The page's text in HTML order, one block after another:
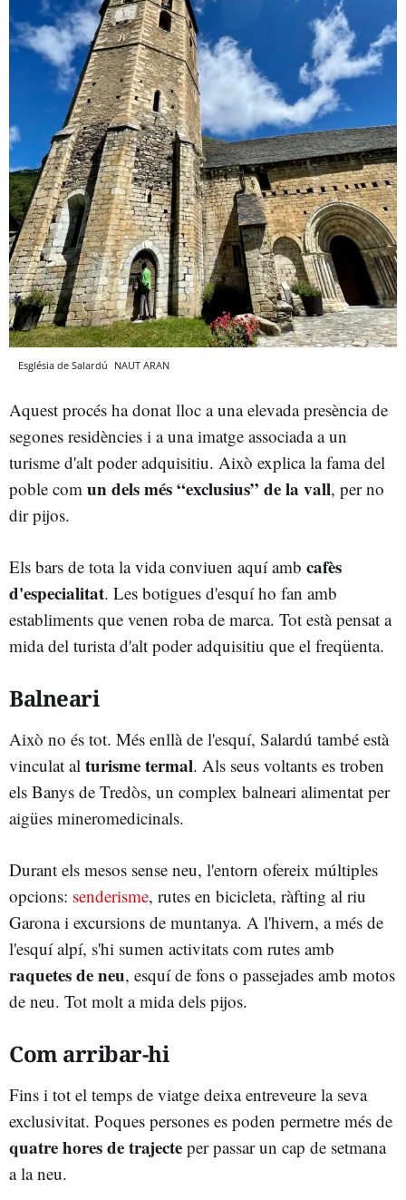
Església de Salardú NAUT ARAN
Aquest procés ha donat lloc a una elevada presència de
segones residències i a una imatge associada a un
turisme d'alt poder adquisitiu. Això explica la fama del
poble com un dels més “exclusius” de la vall, per no
dir pijos.
Els bars de tota la vida conviuen aquí amb cafès
d'especialitat. Les botigues d'esquí ho fan amb
establiments que venen roba de marca. Tot està pensat a
mida del turista d'alt poder adquisitiu que el freqüenta.
Balneari
Això no és tot. Més enllà de l'esquí, Salardú també està
vinculat al turisme termal. Als seus voltants es troben
els Banys de Tredòs, un complex balneari alimentat per
aigües mineromedicinals.
Durant els mesos sense neu, l'entorn ofereix múltiples
opcions: senderisme, rutes en bicicleta, ràfting al riu
Garona i excursions de muntanya. A l'hivern, a més de
l'esquí alpí, s'hi sumen activitats com rutes amb
raquetes de neu, esquí de fons o passejades amb motos
de neu. Tot molt a mida dels pijos.
Com arribar-hi
Fins i tot el temps de viatge deixa entreveure la seva
exclusivitat. Poques persones es poden permetre més de
quatre hores de trajecte per passar un cap de setmana
a la neu.